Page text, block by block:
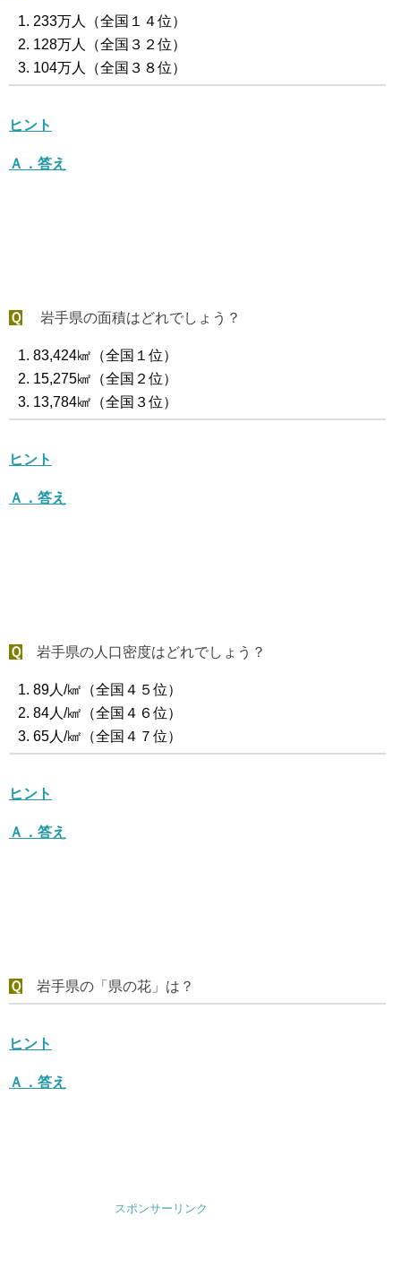
233万人（全国１４位）
128万人（全国３２位）
104万人（全国３８位）
ヒント
Ａ．答え
Ｑ 岩手県の面積はどれでしょう？
83,424㎢（全国１位）
15,275㎢（全国２位）
13,784㎢（全国３位）
ヒント
Ａ．答え
Ｑ 岩手県の人口密度はどれでしょう？
89人/㎢（全国４５位）
84人/㎢（全国４６位）
65人/㎢（全国４７位）
ヒント
Ａ．答え
Ｑ 岩手県の「県の花」は？
ヒント
Ａ． 答え
スポンサーリンク